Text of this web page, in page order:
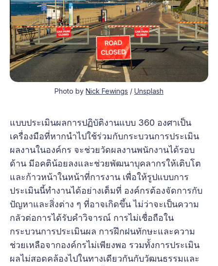
Photo by Nick Fewings / Unsplash
แบบประเมินผลการปฏิบัติงานแบบ 360 องศาเป็น
เครื่องมือที่หากนำไปใช้ร่วมกับกระบวนการประเมิน
ผลงานในองค์กร จะช่วยวัดผลงานพนักงานได้รอบ
ด้าน มีอคติน้อยลงและช่วยพัฒนาบุคลากรให้เติบโต
และก้าวหน้าในหน้าที่การงาน เพื่อให้รูปแบบการ
ประเมินนี้ทำงานได้อย่างเต็มที่ องค์กรต้องจัดการกับ
ปัญหาและสิ่งต่าง ๆ ที่อาจเกิดขึ้น ไม่ว่าจะเป็นความ
กลัวต่อการได้รับคำวิจารณ์ การไม่เชื่อถือใน
กระบวนการประเมินผล การฝึกฝนทักษะและความ
ช่วยเหลือจากองค์กรไม่เพียงพอ รวมทั้งการประเมิน
ผลไม่สอดคล้องไปในทางเดียวกันกับวัฒนธรรมและ